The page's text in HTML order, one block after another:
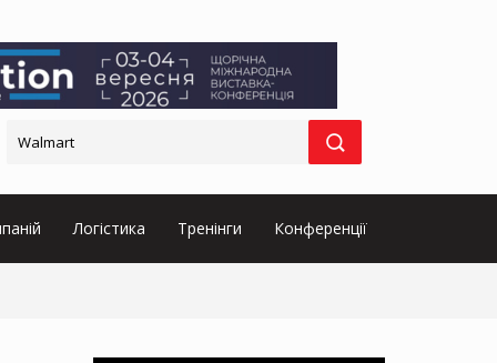
Логістика Тренінги Конференції